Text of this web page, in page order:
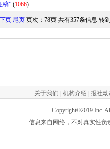
稿” (1066)
页 尾页 页次：78页 共有357条信息 转
关于我们 机构介绍 报社
Copyright©2019 Inc.
信息来自网络，不对真实性负